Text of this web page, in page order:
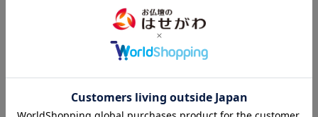
季節の花々や、スイカなど季節感あふれるお供えものはいかがで
しょう。